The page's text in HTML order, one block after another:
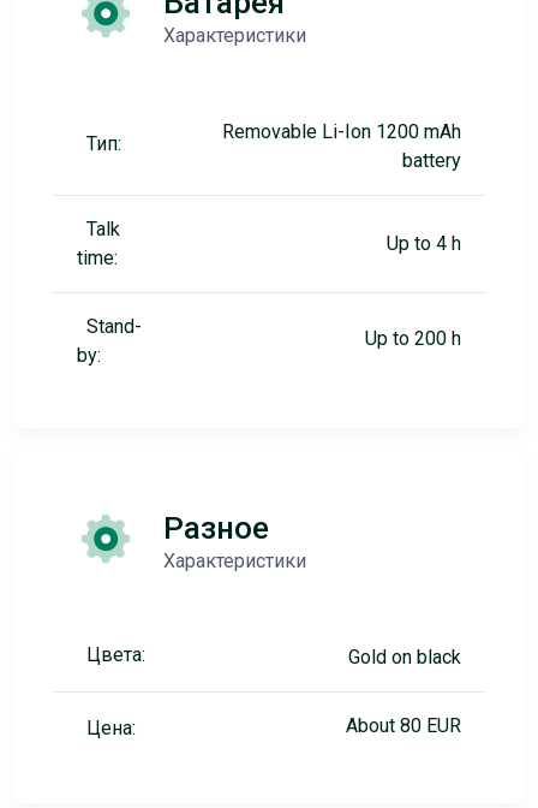
Характеристики
Тип:
Removable Li-Ion 1200 mAh
battery
Talk
time:
Up to 4 h
Stand-
by:
Up to 200 h
Разное
Характеристики
Цвета: Gold on black
Цена: About 80 EUR